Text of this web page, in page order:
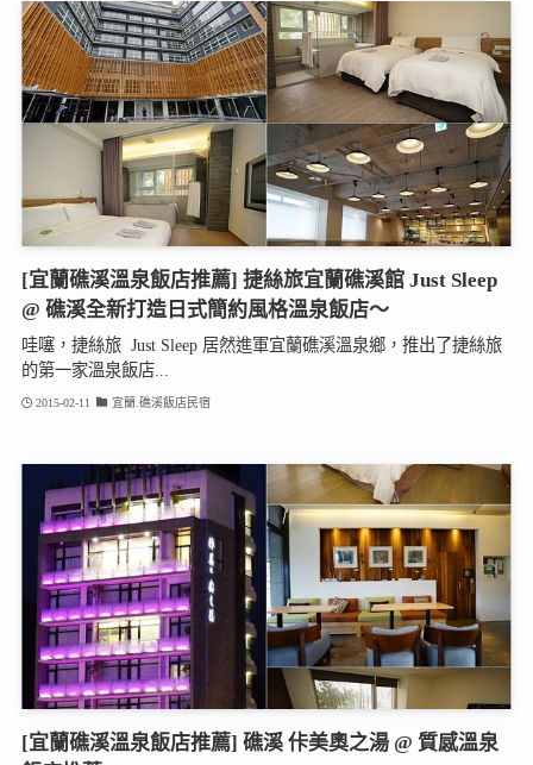
[宜蘭礁溪溫泉飯店推薦] 捷絲旅宜蘭礁溪館 Just Sleep
@ 礁溪全新打造日式簡約風格溫泉飯店～
哇噻，捷絲旅 Just Sleep 居然進軍宜蘭礁溪溫泉鄉，推出了捷絲旅
的第一家溫泉飯店...
2015-02-11 宜蘭.礁溪飯店民宿
[宜蘭礁溪溫泉飯店推薦] 礁溪 佧美奧之湯 @ 質感溫泉